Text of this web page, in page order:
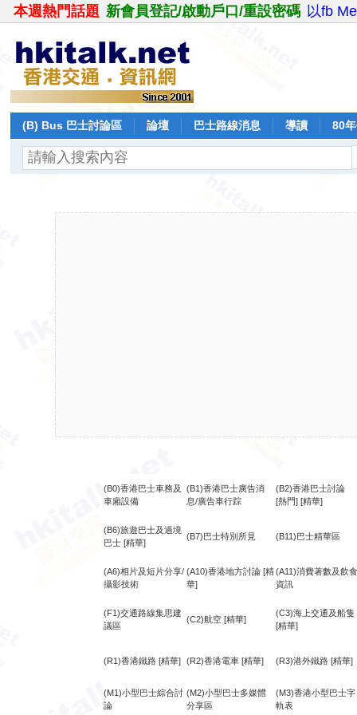
本週熱門話題 新會員登記/啟動戶口/重設密碼 以fb
(B) Bus 巴士討論區 論壇 巴士路線消息 導讀 80
(B0)香港巴士車務及
車廂設備
(B1)香港巴士廣告消
息/廣告車行踪
(B2)香港巴士討論
[熱門] [精華]
(B6)旅遊巴士及過境
巴士 [精華]
(B7)巴士特別所見 (B11)巴士精華區
(A6)相片及短片分享/
攝影技術
(A10)香港地方討論 [精
華]
(A11)消費著數及飲食
資訊
(F1)交通路線集思建
議區
(C2)航空 [精華]
(C3)海上交通及船隻
[精華]
(R1)香港鐵路 [精華] (R2)香港電車 [精華] (R3)港外鐵路 [精華]
(M1)小型巴士綜合討
論
(M2)小型巴士多媒體
分享區
(M3)香港小型巴士字
軌表